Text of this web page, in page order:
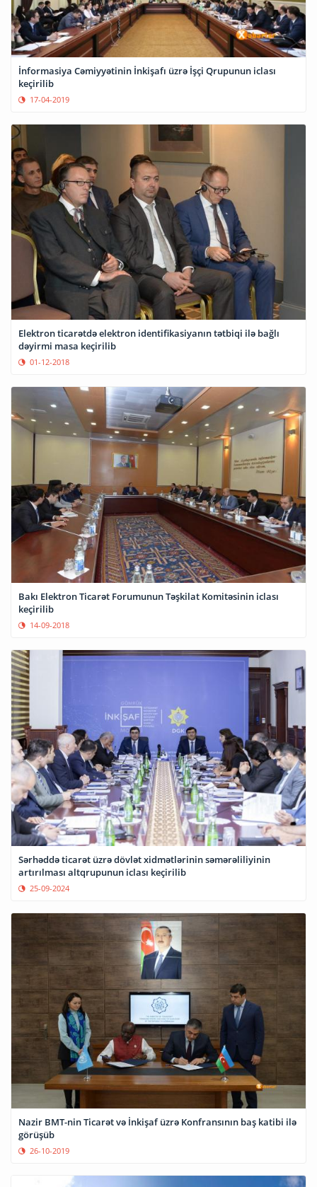
İnformasiya Cəmiyyətinin İnkişafı üzrə İşçi Qrupunun iclası
keçirilib
17-04-2019
Elektron ticarətdə elektron identifikasiyanın tətbiqi ilə bağlı
dəyirmi masa keçirilib
01-12-2018
Bakı Elektron Ticarət Forumunun Təşkilat Komitəsinin iclası
keçirilib
14-09-2018
Sərhəddə ticarət üzrə dövlət xidmətlərinin səmərəliliyinin
artırılması altqrupunun iclası keçirilib
25-09-2024
Nazir BMT-nin Ticarət və İnkişaf üzrə Konfransının baş katibi ilə
görüşüb
26-10-2019